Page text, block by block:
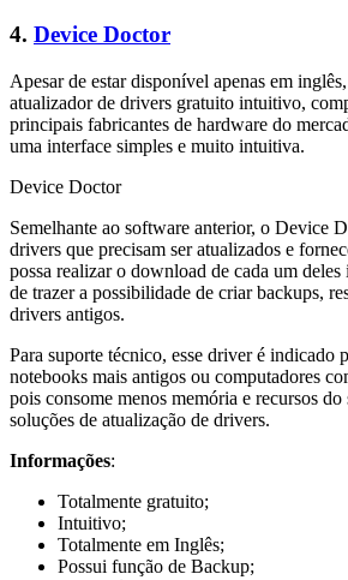
4. Device Doctor
Apesar de estar disponível apenas em
atualizador de drivers gratuito intuitivo,
principais fabricantes de hardware do
uma interface simples e muito intuitiva.
Device Doctor
Semelhante ao software anterior, o Device
drivers que precisam ser atualizados e
possa realizar o download de cada um
de trazer a possibilidade de criar backups,
drivers antigos.
Para suporte técnico, esse driver é indicado
notebooks mais antigos ou computadores
pois consome menos memória e recursos do
soluções de atualização de drivers.
Informações:
Totalmente gratuito;
Intuitivo;
Totalmente em Inglês;
Possui função de Backup;